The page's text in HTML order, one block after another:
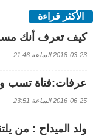
الأكثر قراءة
كيف تعرف أنك
2018-03-23 الساعة 21:46
عرفات:فتاة تسب
2016-06-25 الساعة 23:51
ولد الميداح : من